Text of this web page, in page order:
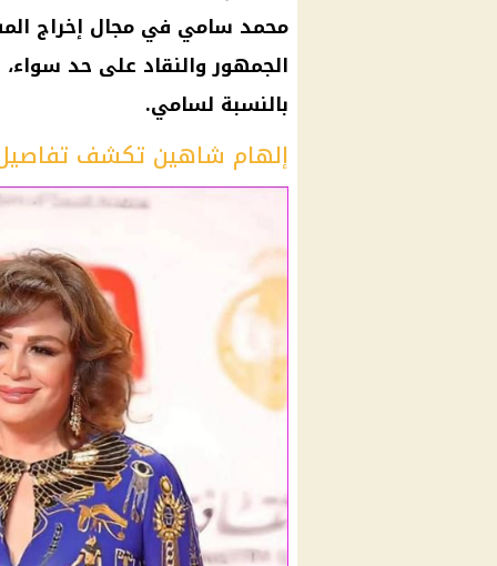
محمد سامي في مجال إخراج
الجمهور والنقاد على حد
بالنسبة لسامي.
إلهام شاهين تكشف